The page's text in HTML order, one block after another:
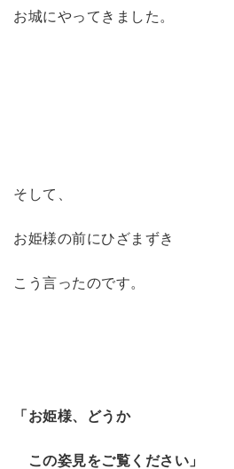
お城にやってきました。
そして、
お姫様の前にひざまずき
こう言ったのです。
「お姫様、どうか
この姿見をご覧ください」